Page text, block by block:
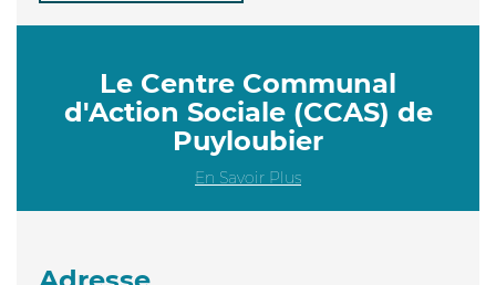
Le Centre Communal
d'Action Sociale (CCAS) de
Puyloubier
En Savoir Plus